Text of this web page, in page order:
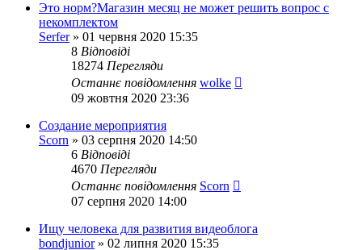
Это норм?Магазин месяц не может решить вопрос с
некомплектом
Serfer» 01 червня 2020 15:35
8 Відповіді
18274 Перегляди
Останнє повідомлення wolke
09 жовтня 2020 23:36
Создание мероприятия
Scorn » 03 серпня 2020 14:50
6 Відповіді
4670 Перегляди
Останнє повідомлення Scorn
07 серпня 2020 14:00
Ищу человека для развития видеоблога
bondjunior» 02 липня 2020 15:35